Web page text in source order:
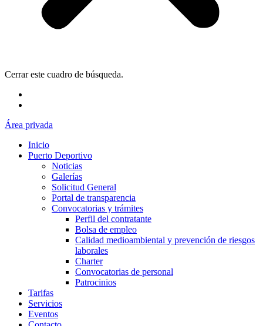
Cerrar este cuadro de búsqueda.
Área privada
Inicio
Puerto Deportivo
Noticias
Galerías
Solicitud General
Portal de transparencia
Convocatorias y trámites
Perfil del contratante
Bolsa de empleo
Calidad medioambiental y prevención de riesgos
laborales
Charter
Convocatorias de personal
Patrocinios
Tarifas
Servicios
Eventos